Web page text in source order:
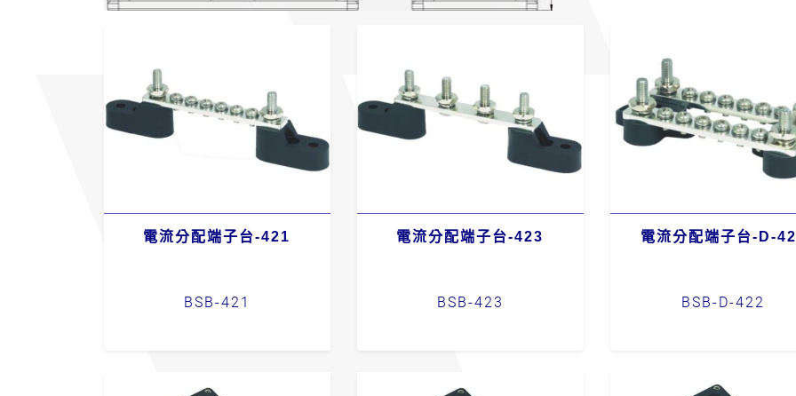
電流分配端子台-421
BSB-421
電流分配端子台-423
BSB-423
電流分配端子台-D-
BSB-D-422